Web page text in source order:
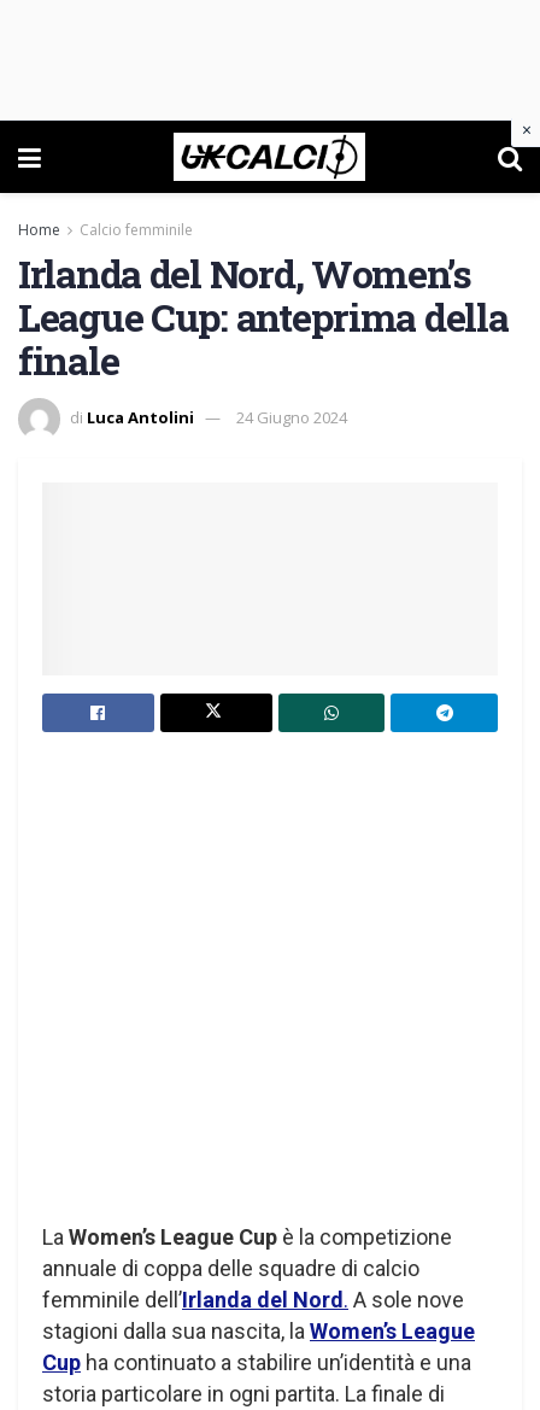
Home Calcio femminile
Irlanda del Nord, Women’s
League Cup: anteprima della
finale
di Luca Antolini 24 Giugno 2024
La Women’s League Cup è la competizione
annuale di coppa delle squadre di calcio
femminile dell’Irlanda del Nord. A sole nove
stagioni dalla sua nascita, la Women’s League
Cup ha continuato a stabilire un’identità e una
storia particolare in ogni partita. La finale di
×